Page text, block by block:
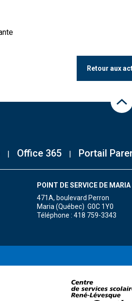
Retour aux
Office 365 Portail
POINT DE SERVICE DE MARIA
471A, boulevard Perron
Maria (Québec) G0C 1Y0
Téléphone : 418 759-3343